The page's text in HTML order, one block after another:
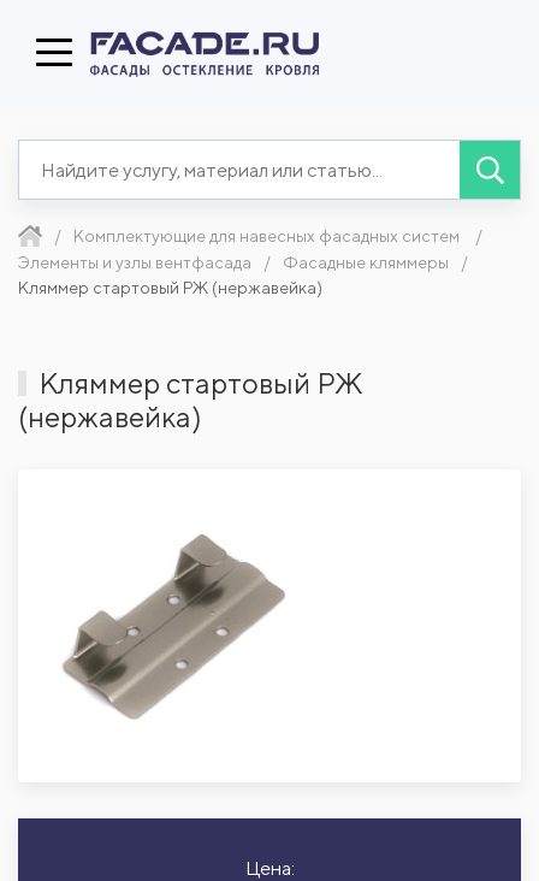
Комплектующие для навесных фасадных систем
Элементы и узлы вентфасада
Фасадные кляммеры
Кляммер стартовый РЖ (нержавейка)
Кляммер стартовый РЖ
(нержавейка)
Цена: